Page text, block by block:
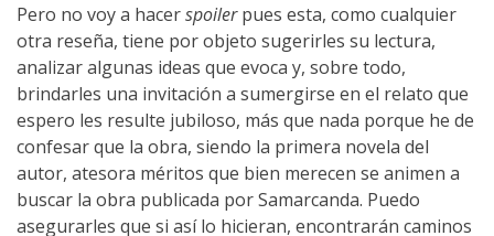
Pero no voy a hacerspoilerpues esta, como cualquier
otra reseña, tiene por objeto sugerirles su lectura,
analizar algunas ideas que evoca y, sobre todo,
brindarles una invitación a sumergirse en el relato que
espero les resulte jubiloso, más que nada porque he de
confesar que la obra, siendo la primera novela del
autor, atesora méritos que bien merecen se animen a
buscar la obra publicada por Samarcanda. Puedo
asegurarles que si así lo hicieran, encontrarán caminos